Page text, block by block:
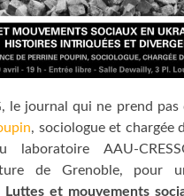
le journal qui ne prend
, sociologue et chargée
laboratoire AAU-
de Grenoble, pour
Luttes et mouvements